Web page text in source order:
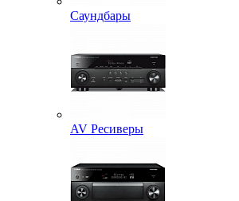
Саундбары
AV Ресиверы